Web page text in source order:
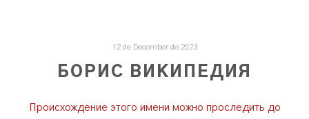
12 de December de 2023
БОРИС ВИКИПЕДИЯ
Происхождение этого имени можно проследить до